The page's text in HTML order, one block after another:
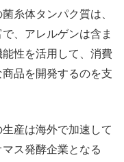
糸体タンパク質は、
、アレルゲンは含ま
性を活用して、消費
品を開発するのを支
産は海外で加速して
ス発酵企業となる